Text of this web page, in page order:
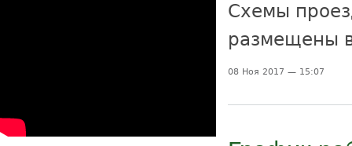
Схемы
размещены
08 Ноя 2017 — 15:07